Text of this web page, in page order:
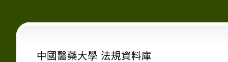
中國醫藥大學 法規資料庫